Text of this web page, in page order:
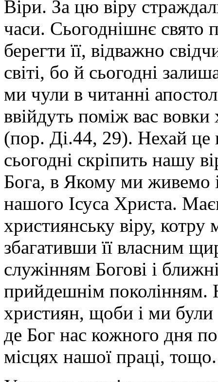
Віри. За цю віру
часи. Сьогоднішнє свято
берегти її, відважно
світі, бо й сьогодні
ми чули в читанні
ввійдуть поміж вас
(пор. Ді.44, 29). Нехай це
сьогодні скріпить нашу
Бога, в Якому ми живемо
нашого Ісуса Христа.
християнську віру, котру
збагативши її власним
служінням Богові і
прийдешнім поколінням.
християн, щоби і ми
де Бог нас кожного дня
місцях нашої праці, тощо.